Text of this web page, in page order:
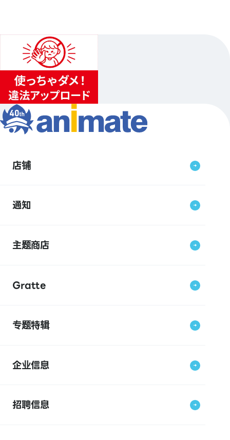
店铺
通知
主题商店
Gratte
专题特辑
企业信息
招聘信息